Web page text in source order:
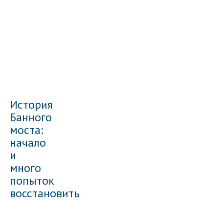
История
Банного
моста:
начало
и
много
попыток
восстановить